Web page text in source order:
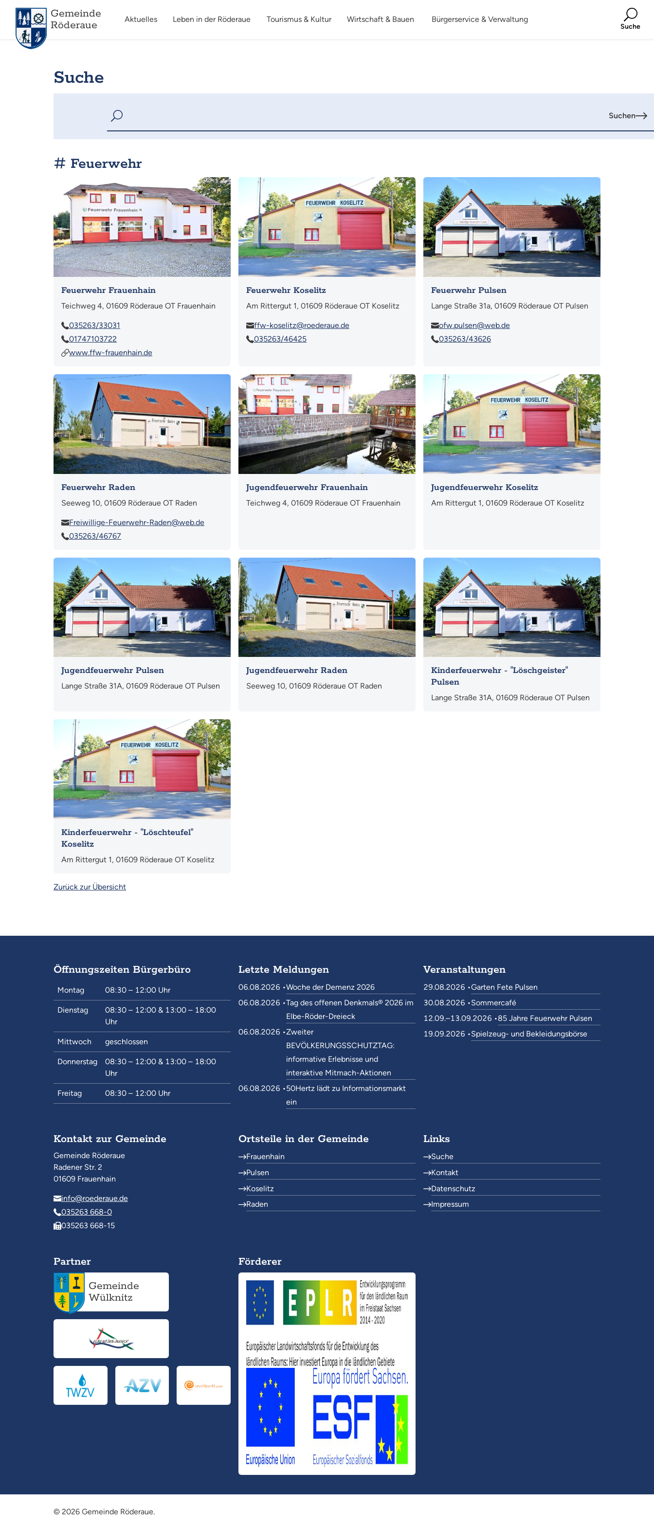
Gemeinde
Röderaue
Aktuelles Leben in der Röderaue Tourismus & Kultur Wirtschaft & Bauen Bürgerservice & Verwaltung
Suche
Suche
Suchen
Feuerwehr
Feuerwehr Frauenhain
Teichweg 4, 01609 Röderaue OT Frauenhain
035263/33031
01747103722
www.ffw-frauenhain.de
Feuerwehr Koselitz
Am Rittergut 1, 01609 Röderaue OT Koselitz
ffw-koselitz@roederaue.de
035263/46425
Mehr
Feuerwehr Pulsen
Lange Straße 31a, 01609 Röderaue OT Pulsen
ofw.pulsen@web.de
035263/43626
Mehr
Feuerwehr Raden
Seeweg 10, 01609 Röderaue OT Raden
Freiwillige-Feuerwehr-Raden@web.de
035263/46767
Mehr
Jugendfeuerwehr Frauenhain
Teichweg 4, 01609 Röderaue OT Frauenhain
Jugendfeuerwehr Koselitz
Am Rittergut 1, 01609 Röderaue OT Koselitz
Mehr
Jugendfeuerwehr Pulsen
Lange Straße 31A, 01609 Röderaue OT Pulsen
Mehr
Jugendfeuerwehr Raden
Seeweg 10, 01609 Röderaue OT Raden
Mehr
Kinderfeuerwehr - "Löschgeister"
Pulsen
Lange Straße 31A, 01609 Röderaue OT Pulsen
Kinderfeuerwehr - "Löschteufel"
Koselitz
Am Rittergut 1, 01609 Röderaue OT Koselitz
Zurück zur Übersicht
Letzte Meldungen
06.08.2026 •Woche der Demenz 2026
06.08.2026 •Tag des offenen Denkmals® 2026 im
Elbe-Röder-Dreieck
06.08.2026 •Zweiter
BEVÖLKERUNGSSCHUTZTAG:
informative Erlebnisse und
interaktive Mitmach-Aktionen
06.08.2026 •50Hertz lädt zu Informationsmarkt
ein
Veranstaltungen
29.08.2026 •Garten Fete Pulsen
30.08.2026 •Sommercafé
12.09.–13.09.2026 •85 Jahre Feuerwehr Pulsen
19.09.2026 •Spielzeug- und Bekleidungsbörse
Ortsteile in der Gemeinde
Frauenhain
Pulsen
Koselitz
Raden
Links
Suche
Kontakt
Datenschutz
Impressum
Kontakt zur Gemeinde
Gemeinde Röderaue
Radener Str. 2
01609 Frauenhain
info@roederaue.de
035263 668-0
035263 668-15
Öffnungszeiten Bürgerbüro
Montag 08:30 – 12:00 Uhr
Dienstag 08:30 – 12:00 & 13:00 – 18:00
Uhr
Mittwoch geschlossen
Donnerstag 08:30 – 12:00 & 13:00 – 18:00
Uhr
Freitag 08:30 – 12:00 Uhr
Partner
Gemeinde
Wülknitz
Förderer
© 2026 Gemeinde Röderaue.